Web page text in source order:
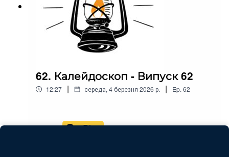
62. Калейдоскоп - Випуск 62
12:27 | середа, 4 березня 2026 р. | Ep. 62
Play